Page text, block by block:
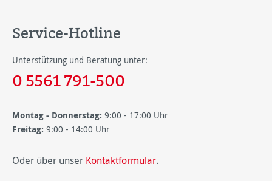
Service-Hotline
Unterstützung und Beratung unter:
0 5561 791-500
Montag - Donnerstag: 9:00 - 17:00 Uhr
Freitag: 9:00 - 14:00 Uhr
Oder über unser Kontaktformular.